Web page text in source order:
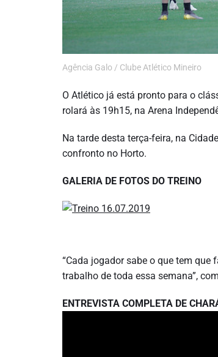
Agência Galo / Clube Atlético Mineiro
O Atlético já está pronto para o
rolará às 19h15, na Arena
Na tarde desta terça-feira, na
confronto no Horto.
GALERIA DE FOTOS DO TREINO
“Cada jogador sabe o que tem
trabalho de toda essa semana”,
ENTREVISTA COMPLETA DE